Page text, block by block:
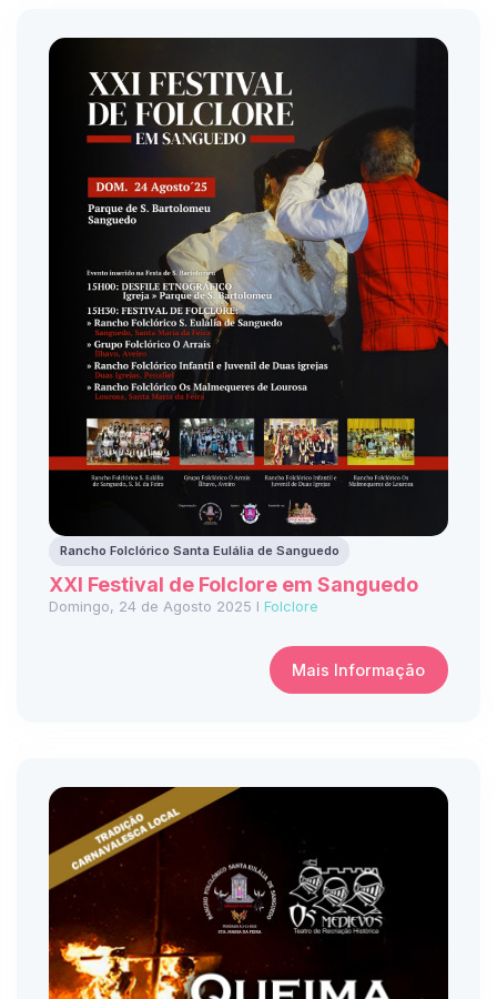
Rancho Folclórico Santa Eulália de Sanguedo
XXI Festival de Folclore em Sanguedo
Domingo, 24 de Agosto 2025 IFolclore
Mais Informação